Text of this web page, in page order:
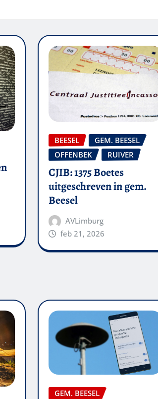
BEESEL
GEM. BEESEL
OFFENBEK
RUIVER
CJIB: 1375 Boetes
uitgeschreven in gem.
Beesel
AVLimburg
feb 21, 2026
GEM. BEESEL